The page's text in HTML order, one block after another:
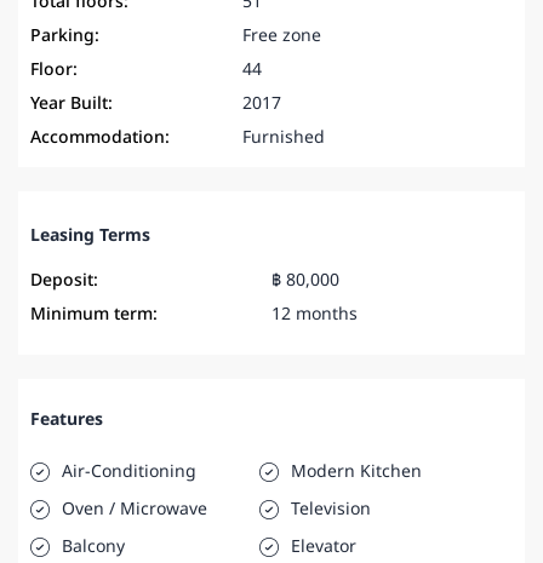
Parking:
Free zone
Floor:
44
Year Built:
2017
Accommodation:
Furnished
Leasing Terms
Deposit:
฿ 80,000
Minimum term:
12 months
Features
Air-Conditioning
Modern Kitchen
Oven / Microwave
Television
Balcony
Elevator